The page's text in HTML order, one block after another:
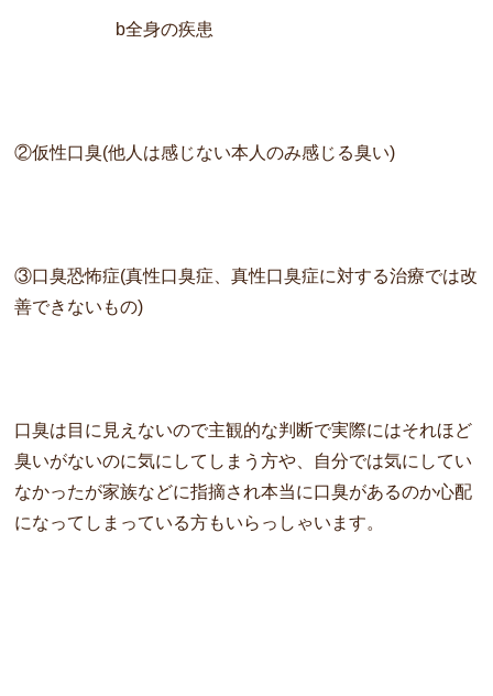
b全身の疾患
②仮性口臭(他人は感じない本人のみ感じる臭い)
③口臭恐怖症(真性口臭症、真性口臭症に対する治療では改
善できないもの)
口臭は目に見えないので主観的な判断で実際にはそれほど
臭いがないのに気にしてしまう方や、 自分では気にしてい
なかったが家族などに指摘され本当に口臭があるのか心配
になってしまっている方もいらっしゃいます。